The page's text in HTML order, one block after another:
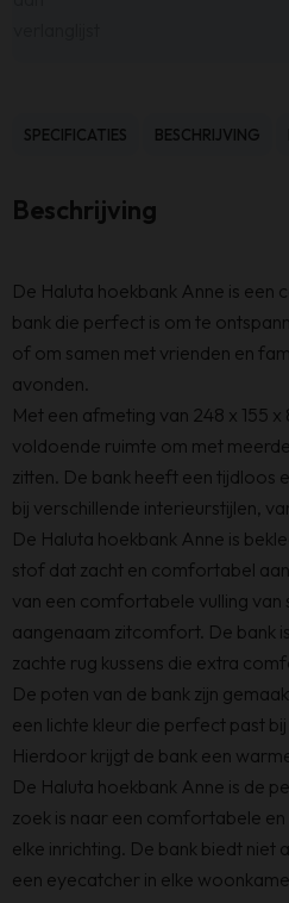
SPECIFICATIES BESCHRIJVING
Beschrijving
De Haluta hoekbank Anne is een
bank die perfect is om te
of om samen met vrienden en
avonden.
Met een afmeting van 248 x 155
voldoende ruimte om met
zitten. De bank heeft een tijdloos
bij verschillende interieurstijlen,
De Haluta hoekbank Anne is
stof dat zacht en comfortabel
van een comfortabele vulling
aangenaam zitcomfort. De bank
zachte rug kussens die extra
De poten van de bank zijn
een lichte kleur die perfect past
Hierdoor krijgt de bank een
De Haluta hoekbank Anne is de
zoek is naar een comfortabele en
elke inrichting. De bank biedt niet
een eyecatcher in elke